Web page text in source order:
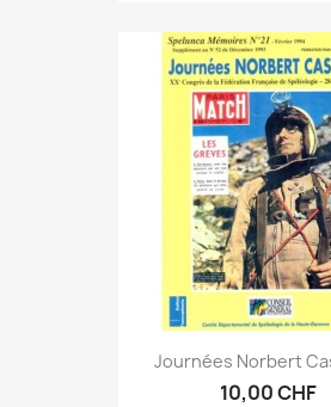
Journées Norbert
10,00 CHF